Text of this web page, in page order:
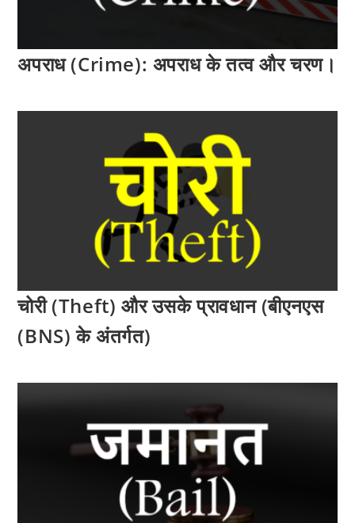
अपराध (Crime): अपराध के तत्व और चरण।
चोरी (Theft) और उसके प्रावधान (बीएनएस
(BNS) के अंतर्गत)